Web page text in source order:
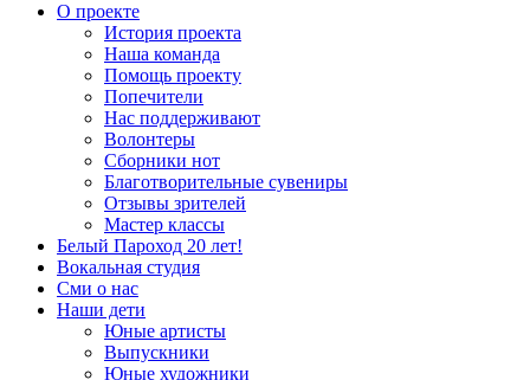
О проекте
История проекта
Наша команда
Помощь проекту
Попечители
Нас поддерживают
Волонтеры
Сборники нот
Благотворительные сувениры
Отзывы зрителей
Мастер классы
Белый Пароход 20 лет!
Вокальная студия
Сми о нас
Наши дети
Юные артисты
Выпускники
Юные художники